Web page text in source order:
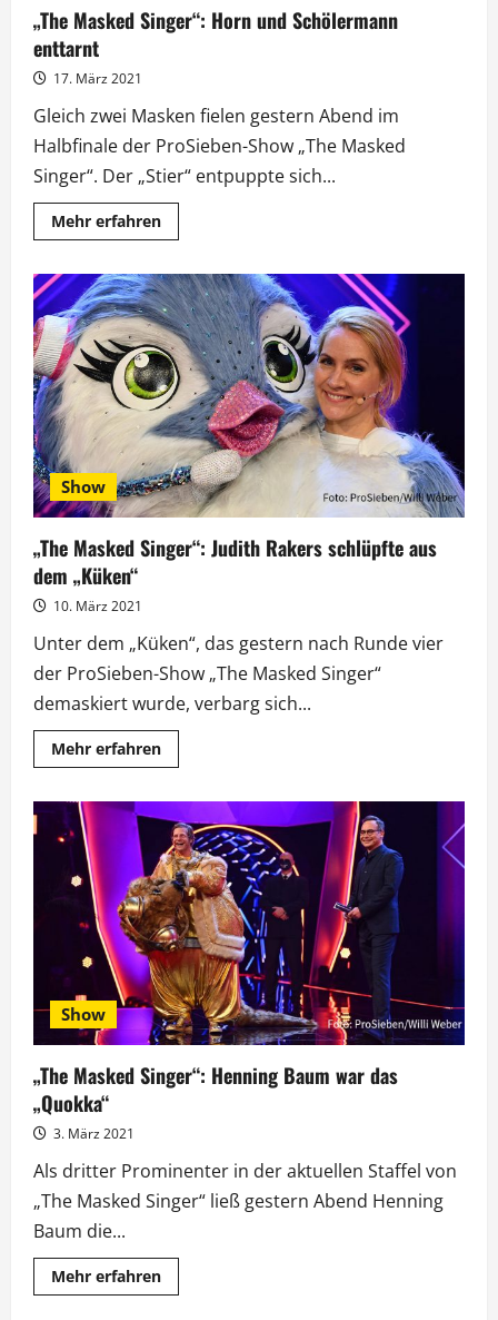
„The Masked Singer“: Horn und Schölermann
enttarnt
17. März 2021
Gleich zwei Masken fielen gestern Abend im
Halbfinale der ProSieben-Show „The Masked
Singer“. Der „Stier“ entpuppte sich...
Mehr erfahrenMehr
Informationen
Masked
Singer“:
Horn
und
Schölermann
enttarnt
Show
„The Masked Singer“: Judith Rakers schlüpfte aus
dem „Küken“
10. März 2021
Unter dem „Küken“, das gestern nach Runde vier
der ProSieben-Show „The Masked Singer“
demaskiert wurde, verbarg sich...
Mehr erfahrenMehr
Informationen
Singer“:
Judith
Rakers
schlüpfte
aus
dem
„Küken“
Show
„The Masked Singer“: Henning Baum war das
„Quokka“
3. März 2021
Als dritter Prominenter in der aktuellen Staffel von
„The Masked Singer“ ließ gestern Abend Henning
Baum die...
Mehr erfahrenMehr
Informationen